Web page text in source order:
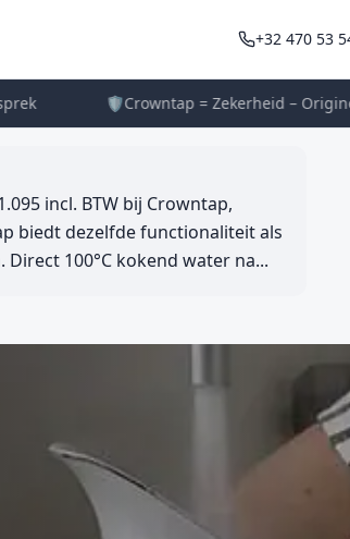
+32 470 53
Crowntap = Zekerheid –
incl. BTW bij Crowntap,
biedt dezelfde functionaliteit als
100°C kokend water na...